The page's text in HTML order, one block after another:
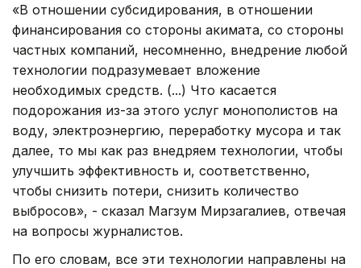
«В отношении субсидирования, в отношении
финансирования со стороны акимата, со стороны
частных компаний, несомненно, внедрение любой
технологии подразумевает вложение
необходимых средств. (...) Что касается
подорожания из-за этого услуг монополистов на
воду, электроэнергию, переработку мусора и так
далее, то мы как раз внедряем технологии, чтобы
улучшить эффективность и, соответственно,
чтобы снизить потери, снизить количество
выбросов», - сказал Магзум Мирзагалиев, отвечая
на вопросы журналистов.
По его словам, все эти технологии направлены на